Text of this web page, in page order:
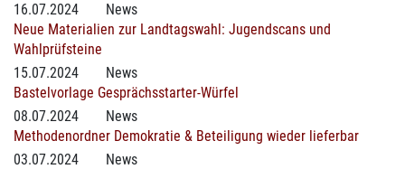
16.07.2024
News
Neue Materialien zur Landtagswahl: Jugendscans und
Wahlprüfsteine
15.07.2024
News
Bastelvorlage Gesprächsstarter-Würfel
08.07.2024
News
Methodenordner Demokratie & Beteiligung wieder lieferbar
03.07.2024
News